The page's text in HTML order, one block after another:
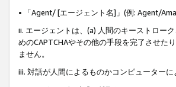
• 「Agent/ [エージェント名]」(例: Agent/
ii. エージェントは、(a) 人間のキーストロー
めのCAPTCHAやその他の手段を完了させた
ません。
iii. 対話が人間によるものかコンピューター